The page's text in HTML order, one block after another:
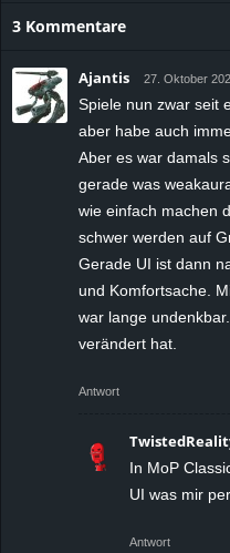
3 Kommentare
Ajantis 27. Oktober
Spiele nun zwar seit
aber habe auch
Aber es war damals
gerade was
wie einfach machen
schwer werden auf
Gerade UI ist dann
und Komfortsache.
war lange
verändert hat.
Antwort
In MoP
UI was mir
Antwort